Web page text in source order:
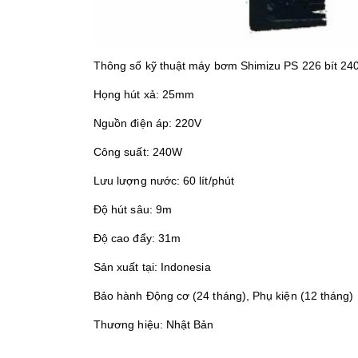
Thông số kỹ thuật máy bơm Shimizu PS 226 bít
Họng hút xả: 25mm
Nguồn điện áp: 220V
Công suất: 240W
Lưu lượng nước: 60 lít/phút
Độ hút sâu: 9m
Độ cao đẩy: 31m
Sản xuất tại: Indonesia
Bảo hành Động cơ (24 tháng), Phụ kiện (12 tháng)
Thương hiệu: Nhật Bản